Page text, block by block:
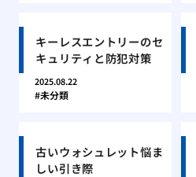
キーレスエントリーのセ
キュリティと防犯対策
2025.08.22
未分類
古いウォシュレット悩ま
しい引き際